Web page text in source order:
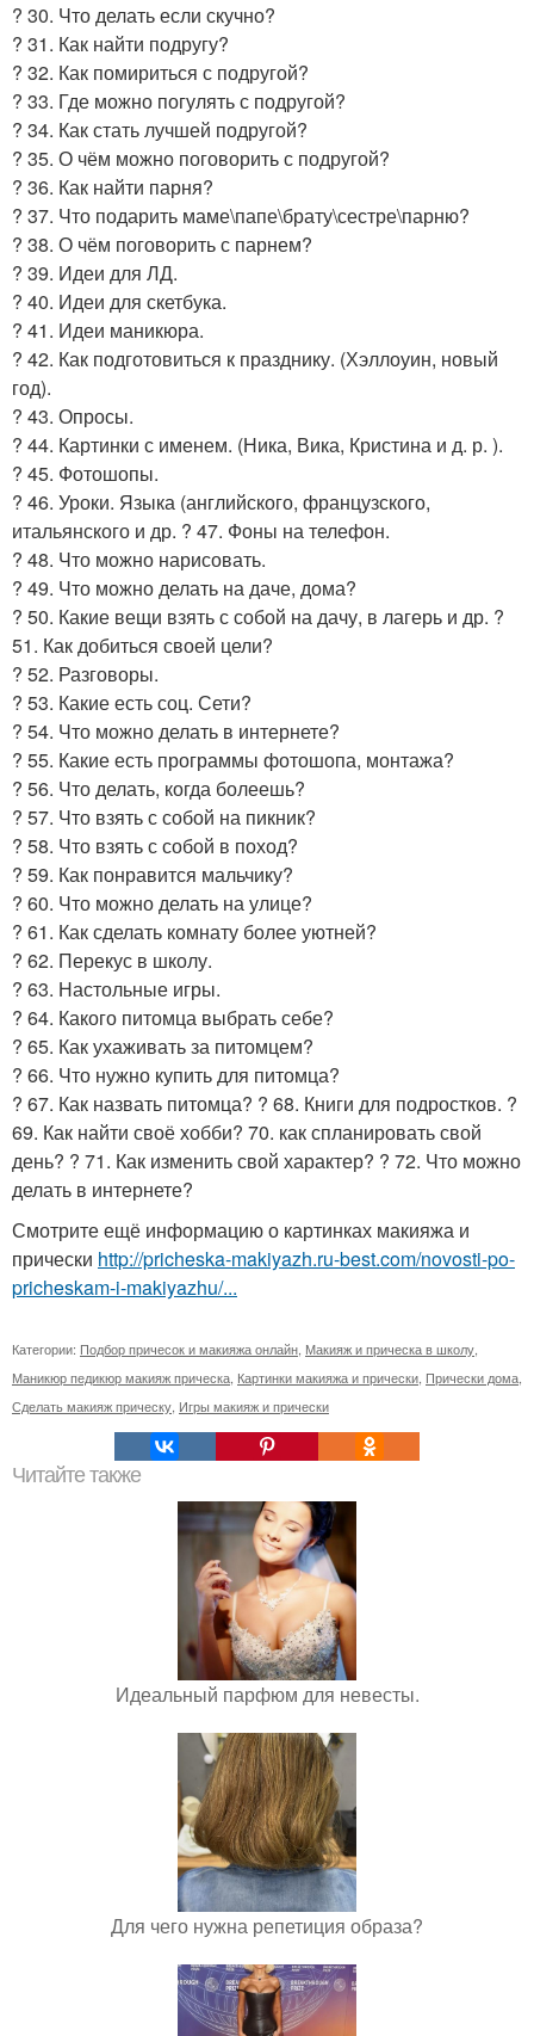
? 30. Что делать если скучно?
? 31. Как найти подругу?
? 32. Как помириться с подругой?
? 33. Где можно погулять с подругой?
? 34. Как стать лучшей подругой?
? 35. О чём можно поговорить с подругой?
? 36. Как найти парня?
? 37. Что подарить маме\папе\брату\сестре\парню?
? 38. О чём поговорить с парнем?
? 39. Идеи для ЛД.
? 40. Идеи для скетбука.
? 41. Идеи маникюра.
? 42. Как подготовиться к празднику. (Хэллоуин, новый
год).
? 43. Опросы.
? 44. Картинки с именем. (Ника, Вика, Кристина и д. р. ).
? 45. Фотошопы.
? 46. Уроки. Языка (английского, французского,
итальянского и др. ? 47. Фоны на телефон.
? 48. Что можно нарисовать.
? 49. Что можно делать на даче, дома?
? 50. Какие вещи взять с собой на дачу, в лагерь и др. ?
51. Как добиться своей цели?
? 52. Разговоры.
? 53. Какие есть соц. Сети?
? 54. Что можно делать в интернете?
? 55. Какие есть программы фотошопа, монтажа?
? 56. Что делать, когда болеешь?
? 57. Что взять с собой на пикник?
? 58. Что взять с собой в поход?
? 59. Как понравится мальчику?
? 60. Что можно делать на улице?
? 61. Как сделать комнату более уютней?
? 62. Перекус в школу.
? 63. Настольные игры.
? 64. Какого питомца выбрать себе?
? 65. Как ухаживать за питомцем?
? 66. Что нужно купить для питомца?
? 67. Как назвать питомца? ? 68. Книги для подростков. ?
69. Как найти своё хобби? 70. как спланировать свой
день? ? 71. Как изменить свой характер? ? 72. Что можно
делать в интернете?
Смотрите ещё информацию о картинках макияжа и
прически http://pricheska-makiyazh.ru-best.com/novosti-po-
pricheskam-i-makiyazhu/...
Категории: Подбор причесок и макияжа онлайн Макияж и прическа в школу
Маникюр педикюр макияж прическа Картинки макияжа и прически Прически дома
Сделать макияж прическу Игры макияж и прически
Читайте также
Идеальный парфюм для невесты.
Для чего нужна репетиция образа?